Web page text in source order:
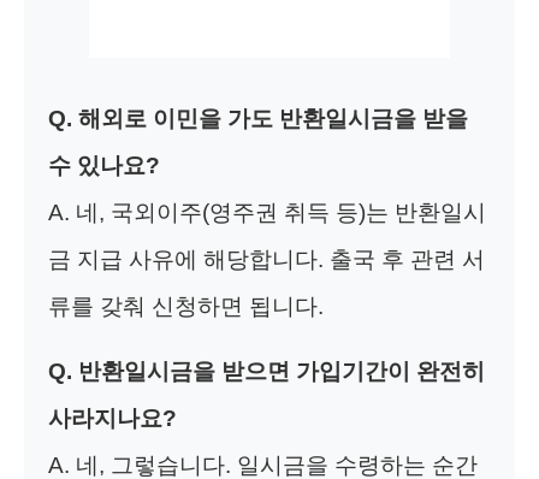
Q. 해외로 이민을 가도 반환일시금을 받을
수 있나요?
A. 네, 국외이주(영주권 취득 등)는 반환일시
금 지급 사유에 해당합니다. 출국 후 관련 서
류를 갖춰 신청하면 됩니다.
Q. 반환일시금을 받으면 가입기간이 완전히
사라지나요?
A. 네, 그렇습니다. 일시금을 수령하는 순간